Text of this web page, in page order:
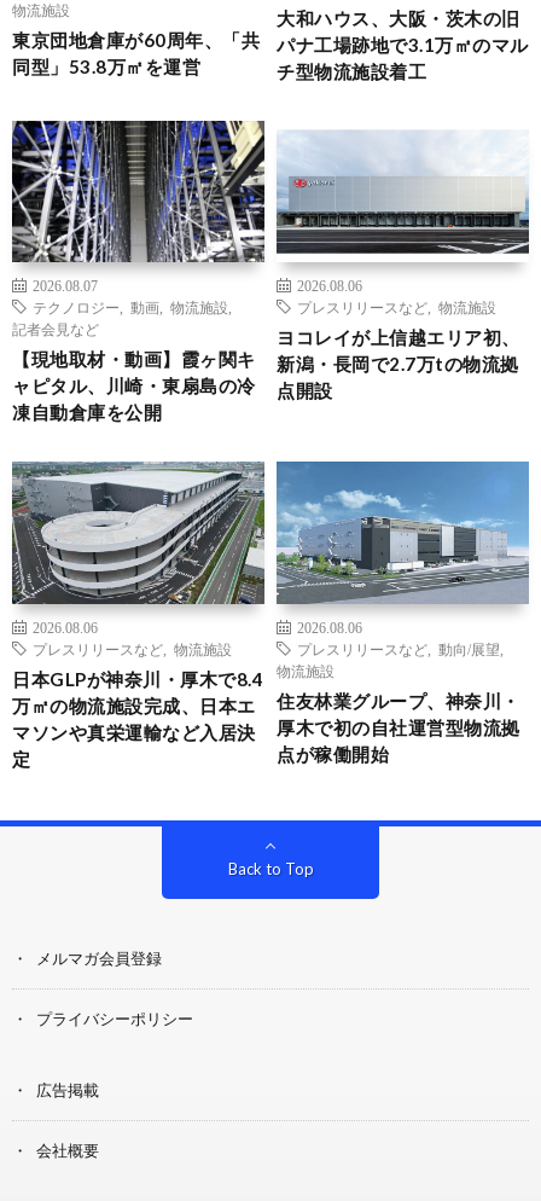
物流施設
東京団地倉庫が60周年、「共
同型」53.8万㎡を運営
大和ハウス、大阪・茨木の旧
パナ工場跡地で3.1万㎡のマル
チ型物流施設着工
2026.08.07
テクノロジー
動画 物流施設
記者会見など
【現地取材・動画】霞ヶ関キ
ャピタル、川崎・東扇島の冷
凍自動倉庫を公開
2026.08.06
プレスリリースなど
物流施設
ヨコレイが上信越エリア初、
新潟・長岡で2.7万tの物流拠
点開設
2026.08.06
プレスリリースなど
物流施設
日本GLPが神奈川・厚木で8.4
万㎡の物流施設完成、日本エ
マソンや真栄運輸など入居決
定
2026.08.06
プレスリリースなど
動向/展望
物流施設
住友林業グループ、神奈川・
厚木で初の自社運営型物流拠
点が稼働開始
Back to Top
メルマガ会員登録
プライバシーポリシー
広告掲載
会社概要